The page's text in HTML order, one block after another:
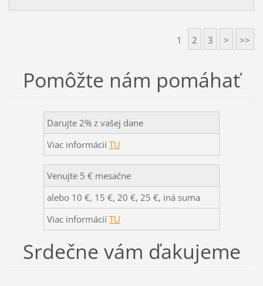
1 2 3 > >>
Pomôžte nám pomáhať
Darujte 2% z vašej dane
Viac informácií TU
Venujte 5 € mesačne
alebo 10 €, 15 €, 20 €, 25 €, iná suma
Viac informácií TU
Srdečne vám ďakujeme